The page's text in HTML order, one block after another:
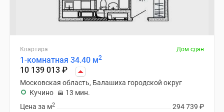
Квартира Дом сдан
1-комнатная 34.40 м2
10 139 013 ₽
Московская область, Балашиха городской округ
Кучино
13 мин.
294 739 ₽
Цена за м2